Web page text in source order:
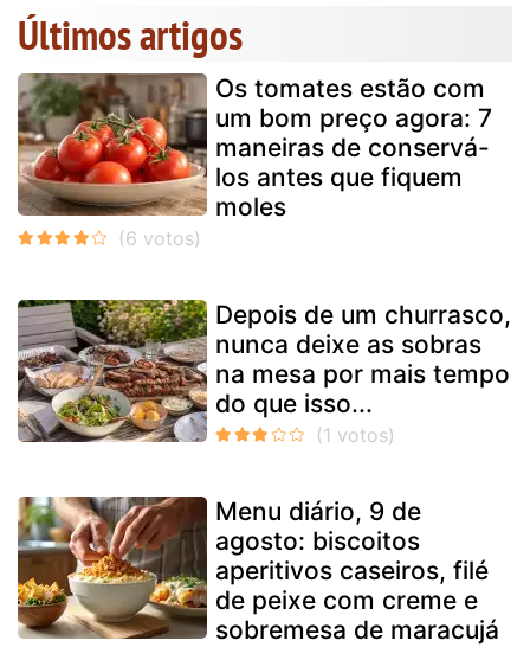
Últimos artigos
Os tomates estão com
um bom preço agora: 7
maneiras de conservá-
los antes que fiquem
moles
Depois de um churrasco,
nunca deixe as sobras
na mesa por mais tempo
do que isso...
Menu diário, 9 de
agosto: biscoitos
aperitivos caseiros, filé
de peixe com creme e
sobremesa de maracujá